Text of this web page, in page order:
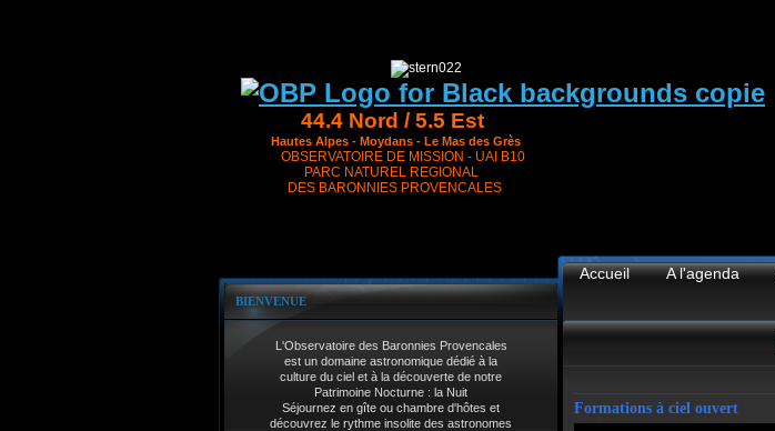
44.4 Nord / 5.5 Est
Hautes Alpes - Moydans - Le Mas des Grès
OBSERVATOIRE DE MISSION - UAI B10
PARC NATUREL REGIONAL
DES BARONNIES PROVENCALES
BIENVENUE
L'Observatoire des Baronnies Provencales
est un domaine astronomique dédié à la
culture du ciel et à la découverte de notre
Patrimoine Nocturne : la Nuit
Séjournez en gîte ou chambre d'hôtes et
découvrez le rythme insolite des astronomes
Accueil A l'agenda
Formations à ciel ouvert